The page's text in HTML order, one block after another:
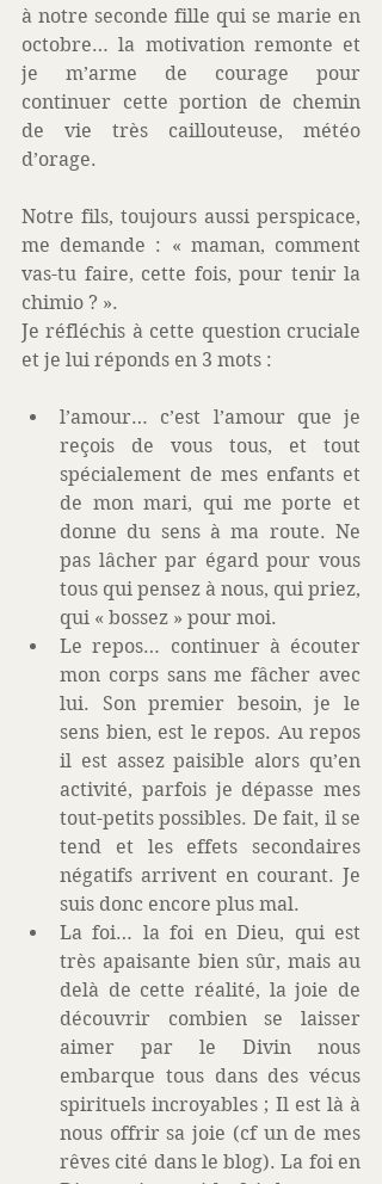
à notre seconde fille qui se marie en
octobre… la motivation remonte et
je m’arme de courage pour
continuer cette portion de chemin
de vie très caillouteuse, météo
d’orage.
Notre fils, toujours aussi perspicace,
me demande : « maman, comment
vas-tu faire, cette fois, pour tenir la
chimio ? ».
Je réfléchis à cette question cruciale
et je lui réponds en 3 mots :
l’amour… c’est l’amour que je
reçois de vous tous, et tout
spécialement de mes enfants et
de mon mari, qui me porte et
donne du sens à ma route. Ne
pas lâcher par égard pour vous
tous qui pensez à nous, qui priez,
qui « bossez » pour moi.
Le repos… continuer à écouter
mon corps sans me fâcher avec
lui. Son premier besoin, je le
sens bien, est le repos. Au repos
il est assez paisible alors qu’en
activité, parfois je dépasse mes
tout-petits possibles. De fait, il se
tend et les effets secondaires
négatifs arrivent en courant. Je
suis donc encore plus mal.
La foi… la foi en Dieu, qui est
très apaisante bien sûr, mais au
delà de cette réalité, la joie de
découvrir combien se laisser
aimer par le Divin nous
embarque tous dans des vécus
spirituels incroyables ; Il est là à
nous offrir sa joie (cf un de mes
rêves cité dans le blog). La foi en